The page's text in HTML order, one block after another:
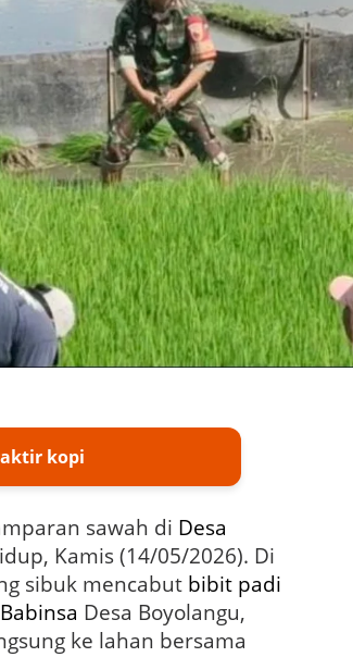
kopi
sawah di Desa
Kamis (14/05/2026). Di
sibuk mencabut bibit padi
Babinsa Desa Boyolangu,
ke lahan bersama